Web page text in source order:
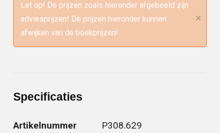
Let op! De prijzen zoals hieronder afgebeeld zijn
adviesprijzen! De prijzen hieronder kunnen
afwijken van de boekprijzen!
×
Specificaties
Artikelnummer P308.629